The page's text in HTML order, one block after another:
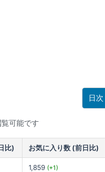
日次
可能です
比) お気に入り数 (前日比)
1,859 (+1)